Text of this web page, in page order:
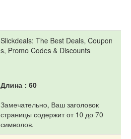
Slickdeals: The Best Deals, Coupon
s, Promo Codes & Discounts
Длина : 60
Замечательно, Ваш заголовок
страницы содержит от 10 до 70
символов.